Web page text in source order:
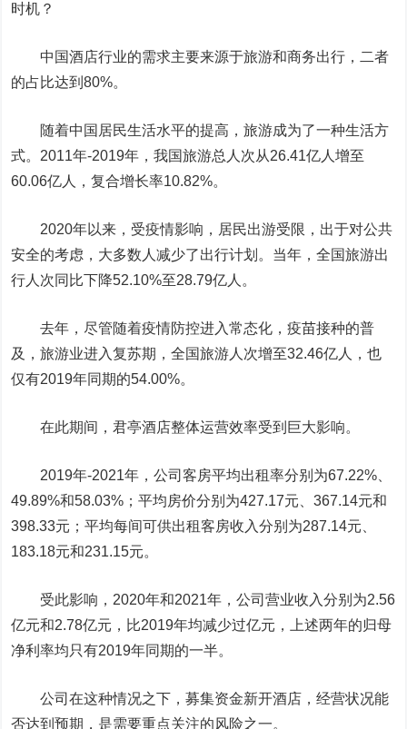
时机？
中国酒店行业的需求主要来源于旅游和商务出行，二者
的占比达到80%。
随着中国居民生活水平的提高，旅游成为了一种生活方
式。2011年-2019年，我国旅游总人次从26.41亿人增至
60.06亿人，复合增长率10.82%。
2020年以来，受疫情影响，居民出游受限，出于对公共
安全的考虑，大多数人减少了出行计划。当年，全国旅游出
行人次同比下降52.10%至28.79亿人。
去年，尽管随着疫情防控进入常态化，疫苗接种的普
及，旅游业进入复苏期，全国旅游人次增至32.46亿人，也
仅有2019年同期的54.00%。
在此期间，君亭酒店整体运营效率受到巨大影响。
2019年-2021年，公司客房平均出租率分别为67.22%、
49.89%和58.03%；平均房价分别为427.17元、367.14元和
398.33元；平均每间可供出租客房收入分别为287.14元、
183.18元和231.15元。
受此影响，2020年和2021年，公司营业收入分别为2.56
亿元和2.78亿元，比2019年均减少过亿元，上述两年的归母
净利率均只有2019年同期的一半。
公司在这种情况之下，募集资金新开酒店，经营状况能
否达到预期，是需要重点关注的风险之一。